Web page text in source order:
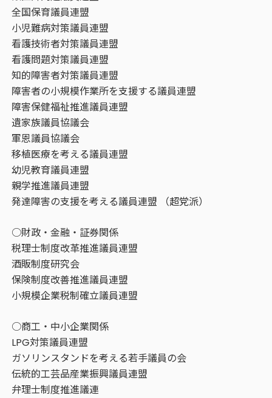
全国保育議員連盟
小児難病対策議員連盟
看護技術者対策議員連盟
看護問題対策議員連盟
知的障害者対策議員連盟
障害者の小規模作業所を支援する議員連盟
障害保健福祉推進議員連盟
遺家族議員協議会
軍恩議員協議会
移植医療を考える議員連盟
幼児教育議員連盟
親学推進議員連盟
発達障害の支援を考える議員連盟 （超党派）
○財政・金融・証券関係
税理士制度改革推進議員連盟
酒販制度研究会
保険制度改善推進議員連盟
小規模企業税制確立議員連盟
○商工・中小企業関係
LPG対策議員連盟
ガソリンスタンドを考える若手議員の会
伝統的工芸品産業振興議員連盟
弁理士制度推進議連